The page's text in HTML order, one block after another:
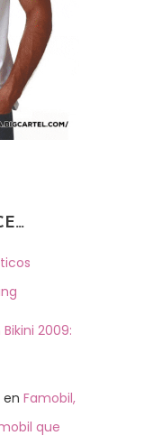
2009:
en Famobil,
que